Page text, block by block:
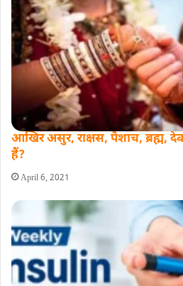
आखिर असुर, राक्षस, पैशाच, ब्रह्म,
हैं?
April 6, 2021